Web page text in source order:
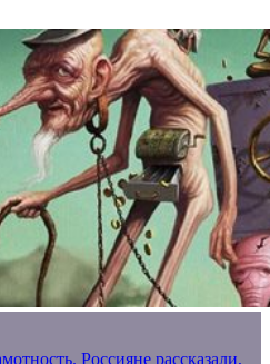
Россияне рассказали,